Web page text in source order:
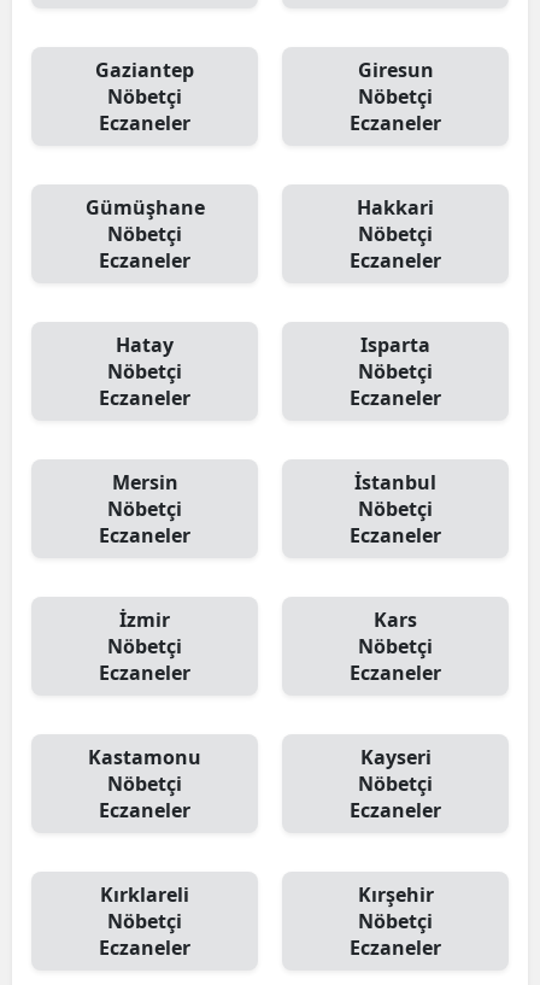
Gaziantep
Nöbetçi
Eczaneler
Giresun
Nöbetçi
Eczaneler
Gümüşhane
Nöbetçi
Eczaneler
Hakkari
Nöbetçi
Eczaneler
Hatay
Nöbetçi
Eczaneler
Isparta
Nöbetçi
Eczaneler
Mersin
Nöbetçi
Eczaneler
İstanbul
Nöbetçi
Eczaneler
İzmir
Nöbetçi
Eczaneler
Kars
Nöbetçi
Eczaneler
Kastamonu
Nöbetçi
Eczaneler
Kayseri
Nöbetçi
Eczaneler
Kırklareli
Nöbetçi
Eczaneler
Kırşehir
Nöbetçi
Eczaneler